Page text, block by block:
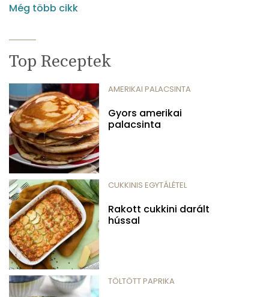
Még több cikk
Top Receptek
AMERIKAI PALACSINTA
Gyors amerikai
palacsinta
CUKKINIS EGYTÁLÉTEL
Rakott cukkini darált
hússal
TÖLTÖTT PAPRIKA